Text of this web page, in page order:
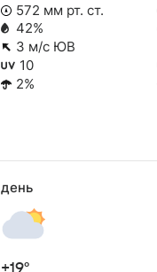
572 мм рт. ст.
42%
3 м/с ЮВ
10
2%
день
+19°